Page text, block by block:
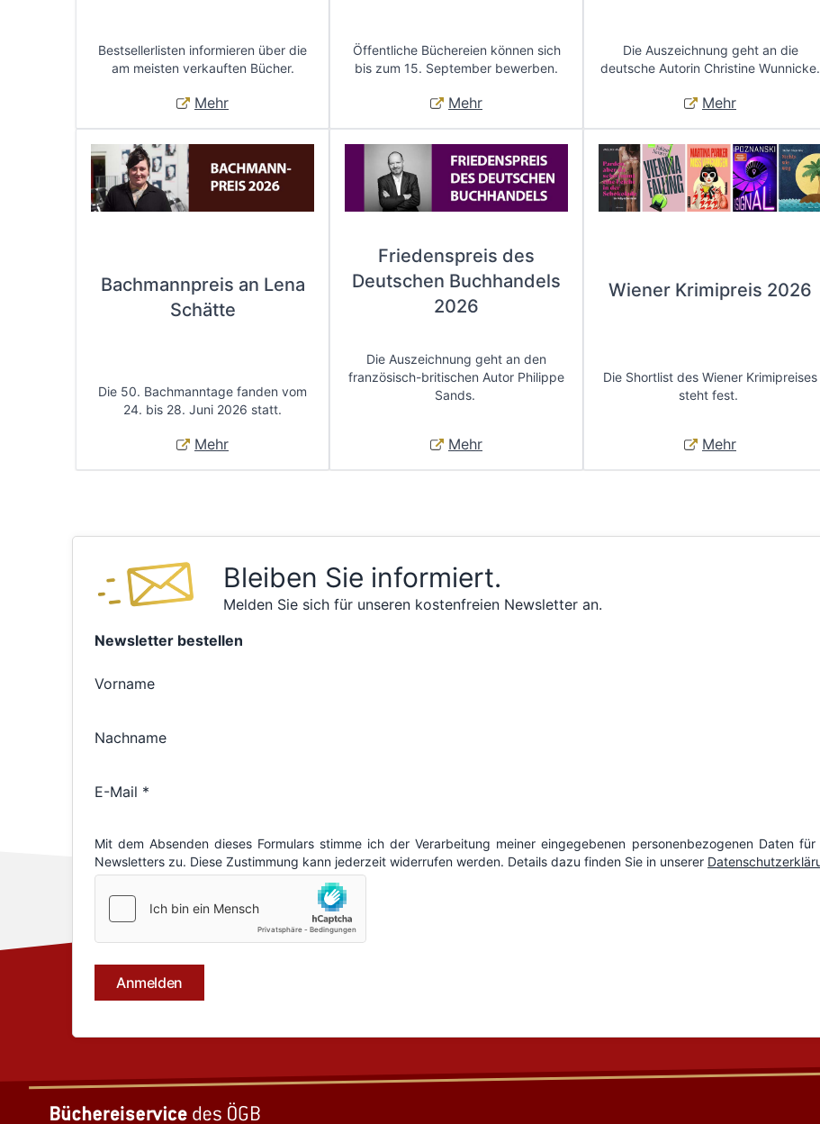
Bestsellerlisten informieren über die
am meisten verkauften Bücher.
Mehr
Öffentliche Büchereien können sich
bis zum 15. September bewerben.
Mehr
Die Auszeichnung geht an die
deutsche Autorin Christine Wunnicke.
Mehr
Bachmannpreis an Lena
Schätte
Die 50. Bachmanntage fanden vom
24. bis 28. Juni 2026 statt.
Mehr
Friedenspreis des
Deutschen Buchhandels
2026
Die Auszeichnung geht an den
französisch-britischen Autor Philippe
Sands.
Mehr
Wiener Krimipreis 2026
Die Shortlist des Wiener Krimipreises
steht fest.
Mehr
Bleiben Sie informiert.
Melden Sie sich für unseren kostenfreien Newsletter an.